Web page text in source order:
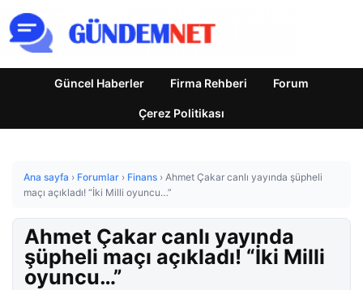
Güncel Haberler Firma Rehberi Forum
Çerez Politikası
Ana sayfa › Forumlar › Finans › Ahmet Çakar canlı yayında şüpheli
maçı açıkladı! “İki Milli oyuncu…”
Ahmet Çakar canlı yayında
şüpheli maçı açıkladı! “İki Milli
oyuncu…”